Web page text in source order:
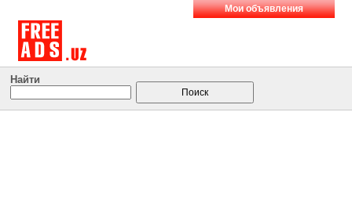
Мои объявления
Найти